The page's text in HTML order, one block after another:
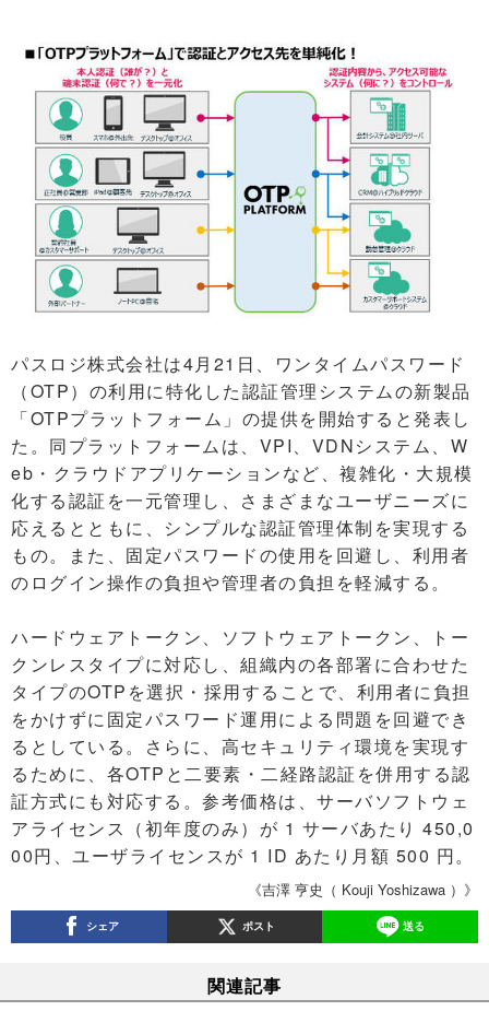
パスロジ株式会社は4月21日、ワンタイムパスワード
（OTP）の利用に特化した認証管理システムの新製品
「OTPプラットフォーム」の提供を開始すると発表し
た。同プラットフォームは、VPI、VDNシステム、W
eb・クラウドアプリケーションなど、複雑化・大規模
化する認証を一元管理し、さまざまなユーザニーズに
応えるとともに、シンプルな認証管理体制を実現する
もの。また、固定パスワードの使用を回避し、利用者
のログイン操作の負担や管理者の負担を軽減する。
ハードウェアトークン、ソフトウェアトークン、トー
クンレスタイプに対応し、組織内の各部署に合わせた
タイプのOTPを選択・採用することで、利用者に負担
をかけずに固定パスワード運用による問題を回避でき
るとしている。さらに、高セキュリティ環境を実現す
るために、各OTPと二要素・二経路認証を併用する認
証方式にも対応する。参考価格は、サーバソフトウェ
アライセンス（初年度のみ）が 1 サーバあたり 450,0
00円、ユーザライセンスが 1 ID あたり月額 500 円。
《吉澤 亨史（ Kouji Yoshizawa ）》
シェア ポスト 送る
関連記事